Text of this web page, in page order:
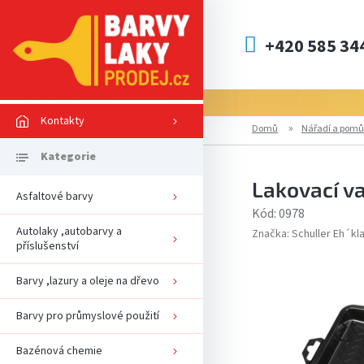
+420 585
Kontakty
Asfaltové barvy
Autolaky ,autobarvy a
příslušenství
Barvy ,lazury a oleje na dřevo
Barvy pro průmyslové použití
Bazénová chemie
Domů Nářadí a
Lakovací
Kód:0978
Značka: Schuller